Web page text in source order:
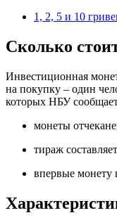
1, 2, 5 и 10
Сколько
Инвестиционная
на покупку – один
которых НБУ
монеты
тираж составляет
впервые